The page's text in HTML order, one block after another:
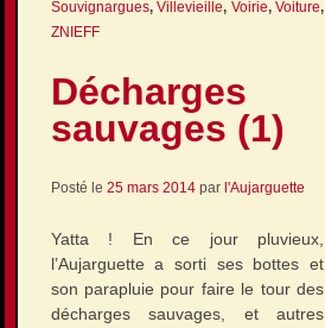
Souvignargues,Villevieille, Voirie,Voiture,
ZNIEFF
Décharges
sauvages (1)
Posté le 25 mars 2014par l'Aujarguette
Yatta ! En ce jour pluvieux,
l’Aujarguette a sorti ses bottes et
son parapluie pour faire le tour des
décharges sauvages, et autres